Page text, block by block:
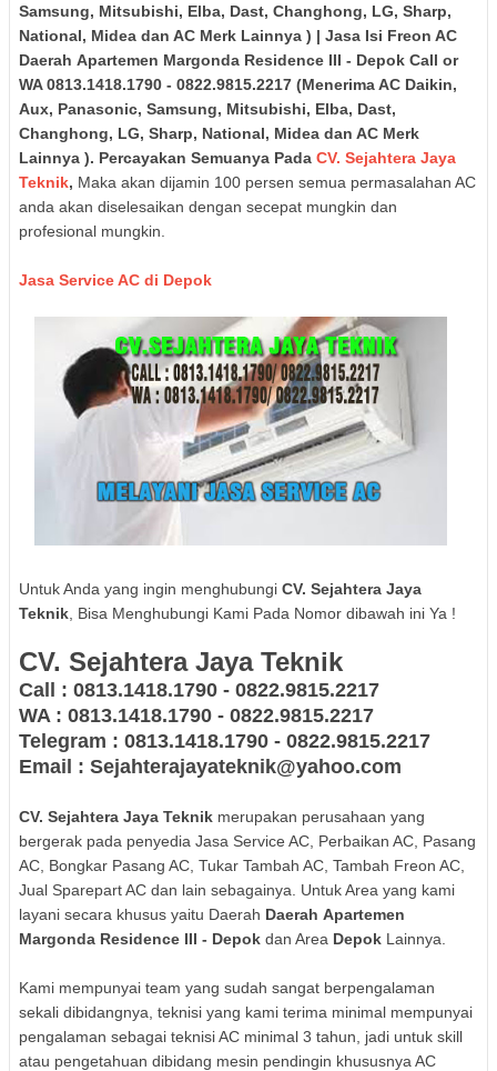
Samsung, Mitsubishi, Elba, Dast, Changhong, LG, Sharp,
National, Midea dan AC Merk Lainnya ) | Jasa Isi Freon AC
Daerah Apartemen Margonda Residence III - Depok Call or
WA 0813.1418.1790 - 0822.9815.2217 (Menerima AC Daikin,
Aux, Panasonic, Samsung, Mitsubishi, Elba, Dast,
Changhong, LG, Sharp, National, Midea dan AC Merk
Lainnya ). Percayakan Semuanya Pada CV. Sejahtera Jaya
Teknik, Maka akan dijamin 100 persen semua permasalahan AC
anda akan diselesaikan dengan secepat mungkin dan
profesional mungkin.
Jasa Service AC di Depok
Untuk Anda yang ingin menghubungi CV. Sejahtera Jaya
Teknik , Bisa Menghubungi Kami Pada Nomor dibawah ini Ya !
CV. Sejahtera Jaya Teknik
Call : 0813.1418.1790 - 0822.9815.2217
WA : 0813.1418.1790 - 0822.9815.2217
Telegram : 0813.1418.1790 - 0822.9815.2217
Email : Sejahterajayateknik@yahoo.com
CV. Sejahtera Jaya Teknik merupakan perusahaan yang
bergerak pada penyedia Jasa Service AC, Perbaikan AC, Pasang
AC, Bongkar Pasang AC, Tukar Tambah AC, Tambah Freon AC,
Jual Sparepart AC dan lain sebagainya. Untuk Area yang kami
layani secara khusus yaitu Daerah Daerah Apartemen
Margonda Residence III - Depok dan Area Depok Lainnya.
Kami mempunyai team yang sudah sangat berpengalaman
sekali dibidangnya, teknisi yang kami terima minimal mempunyai
pengalaman sebagai teknisi AC minimal 3 tahun, jadi untuk skill
atau pengetahuan dibidang mesin pendingin khususnya AC